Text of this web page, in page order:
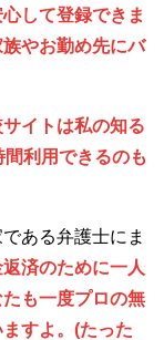
して登録できま
やお勤め先にバ
イトは私の知る
利用できるのも
ある弁護士にま
済のために一人
も一度プロの無
すよ。(たった